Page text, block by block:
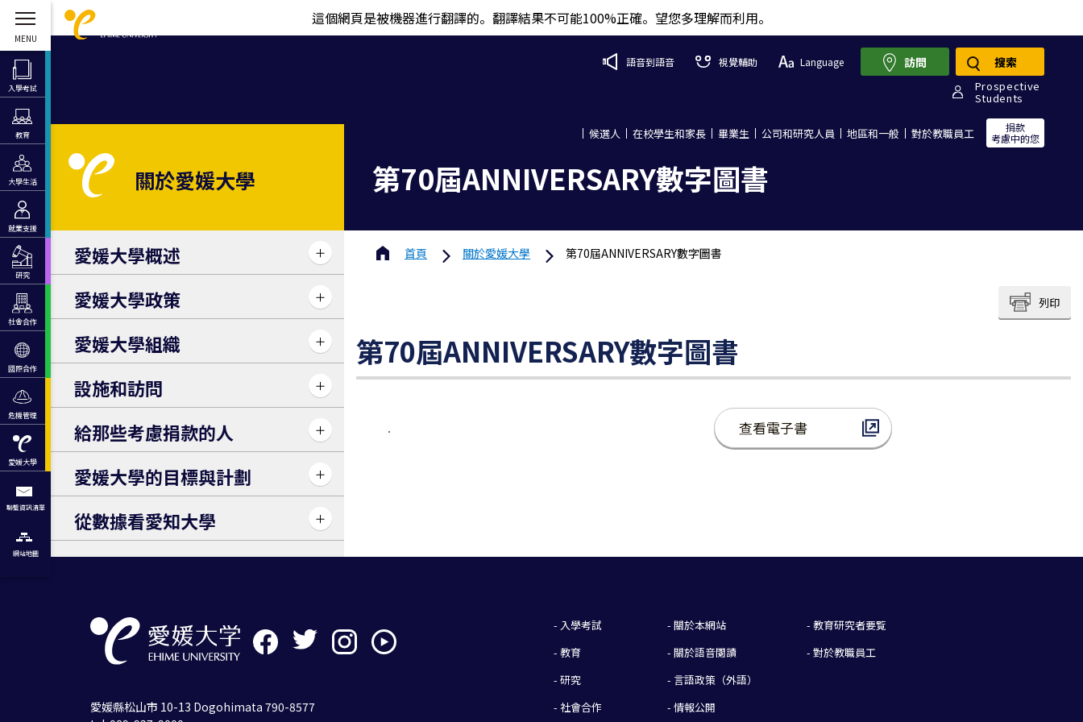
這個網頁是被機器進行翻譯的。翻譯結果不可能100%正確。望您多理解而利用。
入學考試
教育
大學生活
就業支援
研究
社會合作
國際合作
危機管理
愛媛大學
聯繫資訊清單
網站地圖
語音到語音 視覺輔助 Language
Prospective
Students
候選人 在校學生和家長 畢業生 公司和研究人員 地區和一般 對於教職員工
捐款
考慮中的您
訪問 搜索
關於愛媛大學 第70屆ANNIVERSARY數字圖書
愛媛大學概述
愛媛大學政策
愛媛大學組織
設施和訪問
給那些考慮捐款的人
愛媛大學的目標與計劃
從數據看愛知大學
首頁 關於愛媛大學 第70屆ANNIVERSARY數字圖書
列印
第70屆ANNIVERSARY數字圖書
查看電子書
- 入學考試
- 教育
- 研究
- 社會合作
- 關於本網站
- 關於語音閱讀
- 言語政策（外語）
- 情報公開
- 教育研究者要覧
- 對於教職員工
愛媛縣松山市 10-13 Dogohimata 790-8577